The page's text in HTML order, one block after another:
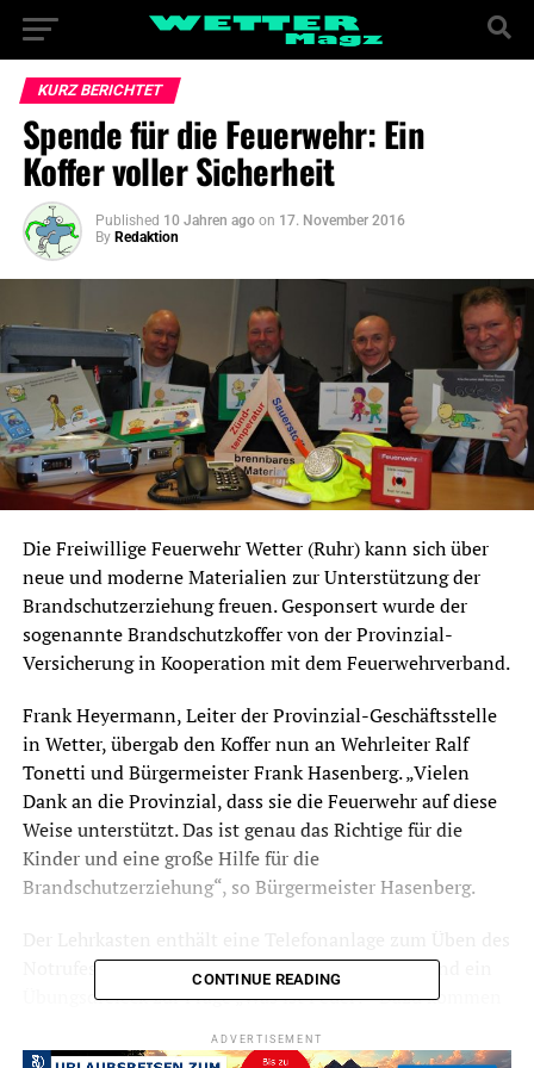
KURZ BERICHTET
Spende für die Feuerwehr: Ein
Koffer voller Sicherheit
Published 10 Jahren ago on 17. November 2016
By Redaktion
Die Freiwillige Feuerwehr Wetter (Ruhr) kann sich über
neue und moderne Materialien zur Unterstützung der
Brandschutzerziehung freuen. Gesponsert wurde der
sogenannte Brandschutzkoffer von der Provinzial-
Versicherung in Kooperation mit dem Feuerwehrverband.
Frank Heyermann, Leiter der Provinzial-Geschäftsstelle
in Wetter, übergab den Koffer nun an Wehrleiter Ralf
Tonetti und Bürgermeister Frank Hasenberg. „Vielen
Dank an die Provinzial, dass sie die Feuerwehr auf diese
Weise unterstützt. Das ist genau das Richtige für die
Kinder und eine große Hilfe für die
Brandschutzerziehung“, so Bürgermeister Hasenberg.
Notrufes, einen Feuermelder, eine Fluchthaube und ein
Übungsdreieck zur Frage „Was ist Feuer?“ Dazu kommen
112“), Rettungskette, Verhalten bei Feuer und Telefon.
CONTINUE READING
ADVERTISEMENT